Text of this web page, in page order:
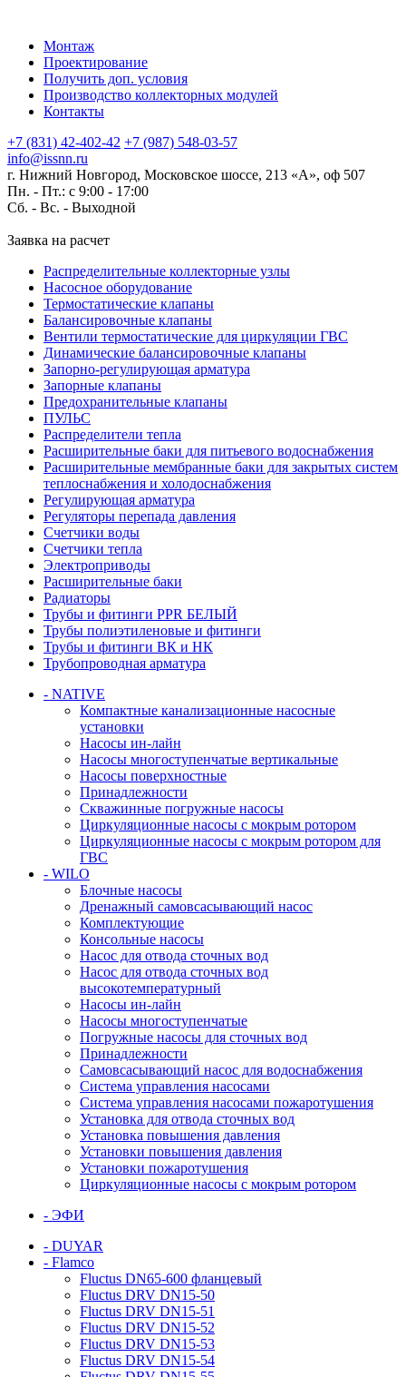
Монтаж
Проектирование
Получить доп. условия
Производство коллекторных модулей
Контакты
+7 (831) 42-402-42 +7 (987) 548-03-57
info@issnn.ru
г. Нижний Новгород, Московское шоссе, 213 «А», оф 507
Пн. - Пт.: с 9:00 - 17:00
Сб. - Вс. - Выходной
Заявка на расчет
Распределительные коллекторные узлы
Насосное оборудование
Термостатические клапаны
Балансировочные клапаны
Вентили термостатические для циркуляции ГВС
Динамические балансировочные клапаны
Запорно-регулирующая арматура
Запорные клапаны
Предохранительные клапаны
ПУЛЬС
Распределители тепла
Расширительные баки для питьевого водоснабжения
Расширительные мембранные баки для закрытых систем
теплоснабжения и холодоснабжения
Регулирующая арматура
Регуляторы перепада давления
Счетчики воды
Счетчики тепла
Электроприводы
Расширительные баки
Радиаторы
Трубы и фитинги PPR БЕЛЫЙ
Трубы полиэтиленовые и фитинги
Трубы и фитинги ВК и НК
Трубопроводная арматура
- NATIVE
Компактные канализационные насосные
установки
Насосы ин-лайн
Насосы многоступенчатые вертикальные
Насосы поверхностные
Принадлежности
Скважинные погружные насосы
Циркуляционные насосы с мокрым ротором
Циркуляционные насосы с мокрым ротором для
ГВС
- WILO
Блочные насосы
Дренажный самовсасывающий насос
Комплектующие
Консольные насосы
Насос для отвода сточных вод
Насос для отвода сточных вод
высокотемпературный
Насосы ин-лайн
Насосы многоступенчатые
Погружные насосы для сточных вод
Принадлежности
Самовсасывающий насос для водоснабжения
Система управления насосами
Система управления насосами пожаротушения
Установка для отвода сточных вод
Установка повышения давления
Установки повышения давления
Установки пожаротушения
Циркуляционные насосы с мокрым ротором
- ЭФИ
- DUYAR
- Flamco
Fluctus DN65-600 фланцевый
Fluctus DRV DN15-50
Fluctus DRV DN15-51
Fluctus DRV DN15-52
Fluctus DRV DN15-53
Fluctus DRV DN15-54